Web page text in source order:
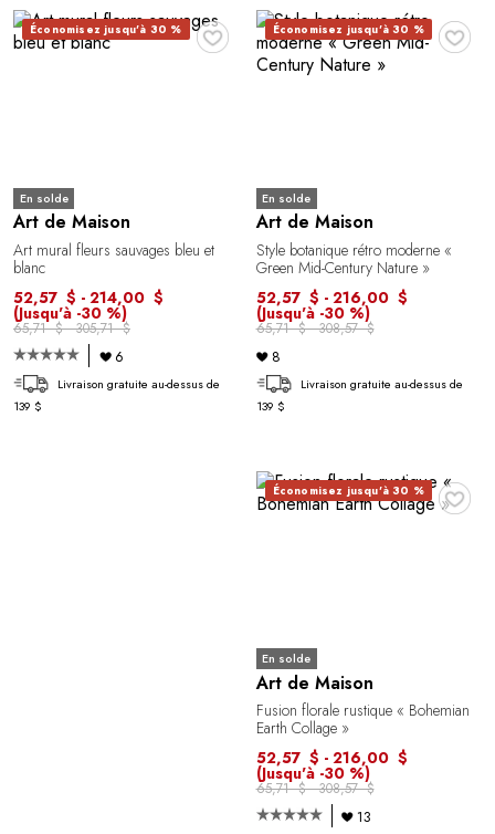
♥
Économisez jusqu'à 30 %
En solde
Art de Maison
Art mural fleurs sauvages bleu et
blanc
52,57 $ - 214,00 $
(Jusqu'à -30 %)
65,71 $ - 305,71 $
6
Livraison gratuite au-dessus de
139 $
♥
Économisez jusqu'à 30 %
En solde
Art de Maison
Style botanique rétro moderne «
Green Mid-Century Nature »
52,57 $ - 216,00 $
(Jusqu'à -30 %)
65,71 $ - 308,57 $
8
Livraison gratuite au-dessus de
139 $
♥
Économisez jusqu'à 30 %
En solde
Art de Maison
Fusion florale rustique « Bohemian
Earth Collage »
52,57 $ - 216,00 $
(Jusqu'à -30 %)
65,71 $ - 308,57 $
13